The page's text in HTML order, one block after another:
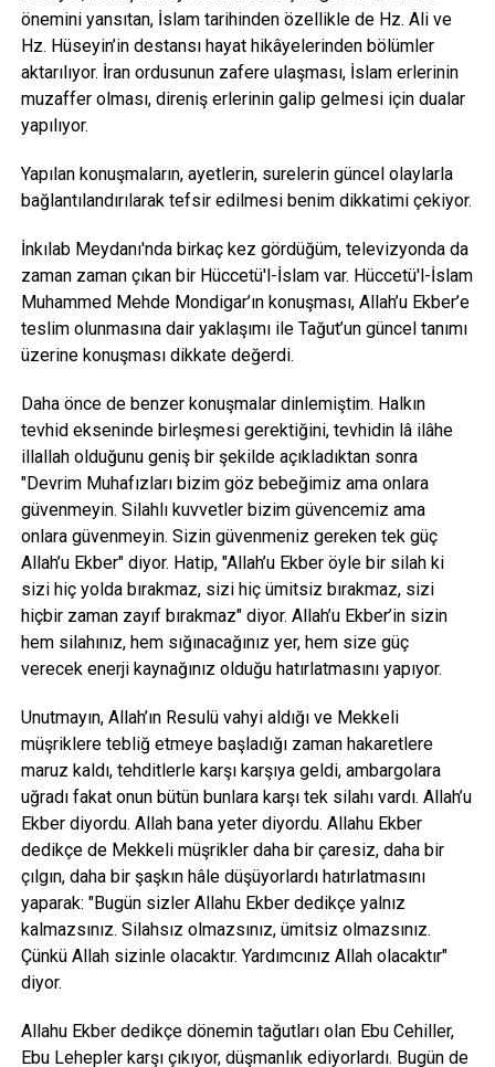
önemini yansıtan, İslam tarihinden özellikle de Hz. Ali ve
Hz. Hüseyin’in destansı hayat hikâyelerinden bölümler
aktarılıyor. İran ordusunun zafere ulaşması, İslam erlerinin
muzaffer olması, direniş erlerinin galip gelmesi için dualar
yapılıyor.
Yapılan konuşmaların, ayetlerin, surelerin güncel olaylarla
bağlantılandırılarak tefsir edilmesi benim dikkatimi çekiyor.
İnkılab Meydanı'nda birkaç kez gördüğüm, televizyonda da
zaman zaman çıkan bir Hüccetü'l-İslam var. Hüccetü'l-İslam
Muhammed Mehde Mondigar’ın konuşması, Allah’u Ekber’e
teslim olunmasına dair yaklaşımı ile Tağut’un güncel tanımı
üzerine konuşması dikkate değerdi.
Daha önce de benzer konuşmalar dinlemiştim. Halkın
tevhid ekseninde birleşmesi gerektiğini, tevhidin lâ ilâhe
illallah olduğunu geniş bir şekilde açıkladıktan sonra
"Devrim Muhafızları bizim göz bebeğimiz ama onlara
güvenmeyin. Silahlı kuvvetler bizim güvencemiz ama
onlara güvenmeyin. Sizin güvenmeniz gereken tek güç
Allah’u Ekber" diyor. Hatip, "Allah’u Ekber öyle bir silah ki
sizi hiç yolda bırakmaz, sizi hiç ümitsiz bırakmaz, sizi
hiçbir zaman zayıf bırakmaz" diyor. Allah’u Ekber’in sizin
hem silahınız, hem sığınacağınız yer, hem size güç
verecek enerji kaynağınız olduğu hatırlatmasını yapıyor.
Unutmayın, Allah’ın Resulü vahyi aldığı ve Mekkeli
müşriklere tebliğ etmeye başladığı zaman hakaretlere
maruz kaldı, tehditlerle karşı karşıya geldi, ambargolara
uğradı fakat onun bütün bunlara karşı tek silahı vardı. Allah’u
Ekber diyordu. Allah bana yeter diyordu. Allahu Ekber
dedikçe de Mekkeli müşrikler daha bir çaresiz, daha bir
çılgın, daha bir şaşkın hâle düşüyorlardı hatırlatmasını
yaparak: "Bugün sizler Allahu Ekber dedikçe yalnız
kalmazsınız. Silahsız olmazsınız, ümitsiz olmazsınız.
Çünkü Allah sizinle olacaktır. Yardımcınız Allah olacaktır"
diyor.
Allahu Ekber dedikçe dönemin tağutları olan Ebu Cehiller,
Ebu Lehepler karşı çıkıyor, düşmanlık ediyorlardı. Bugün de